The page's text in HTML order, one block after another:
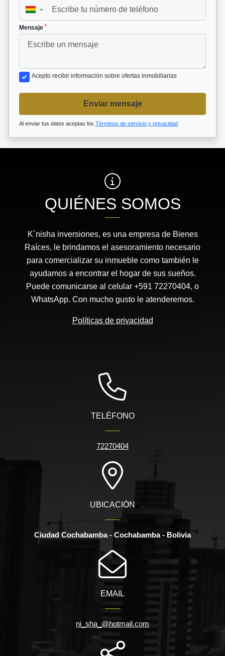
▼
Mensaje *
Acepto recibir información sobre ofertas inmobiliarias
Enviar mensaje
Al enviar tus datos aceptas los Términos de servicio y privacidad
QUIÉNES SOMOS
K`nisha inversiones, es una empresa de Bienes
Raíces, le brindamos el asesoramiento necesario
para comercializar su inmueble como también le
ayudamos a encontrar el hogar de sus sueños.
Puede comunicarse al celular +591 72270404, o
WhatsApp. Con mucho gusto le atenderemos.
Políticas de privacidad
TELÉFONO
72270404
UBICACIÓN
Ciudad Cochabamba - Cochabamba - Bolivia
EMAIL
ni_sha_@hotmail.com